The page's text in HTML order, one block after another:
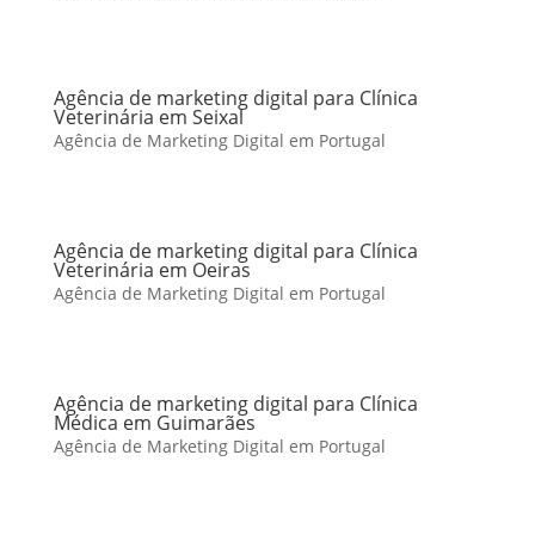
Agência de marketing digital para Clínica
Veterinária em Seixal
Agência de Marketing Digital em Portugal
Agência de marketing digital para Clínica
Veterinária em Oeiras
Agência de Marketing Digital em Portugal
Agência de marketing digital para Clínica
Médica em Guimarães
Agência de Marketing Digital em Portugal